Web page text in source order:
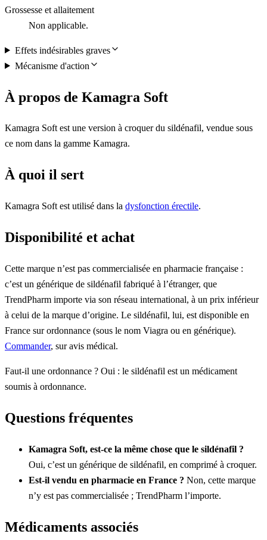
Grossesse et allaitement
Non applicable.
Effets indésirables graves
Mécanisme d'action
À propos de Kamagra Soft
Kamagra Soft est une version à croquer du sildénafil, vendue sous
ce nom dans la gamme Kamagra.
À quoi il sert
Kamagra Soft est utilisé dans la dysfonction érectile.
Disponibilité et achat
Cette marque n’est pas commercialisée en pharmacie française :
c’est un générique de sildénafil fabriqué à l’étranger, que
TrendPharm importe via son réseau international, à un prix inférieur
à celui de la marque d’origine. Le sildénafil, lui, est disponible en
France sur ordonnance (sous le nom Viagra ou en générique).
Commander, sur avis médical.
Faut-il une ordonnance ? Oui : le sildénafil est un médicament
soumis à ordonnance.
Questions fréquentes
Kamagra Soft, est-ce la même chose que le sildénafil ?
Oui, c’est un générique de sildénafil, en comprimé à croquer.
Est-il vendu en pharmacie en France ? Non, cette marque
n’y est pas commercialisée ; TrendPharm l’importe.
Médicaments associés